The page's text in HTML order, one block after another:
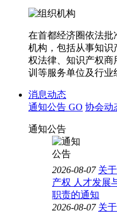
在首都经济圈依法批
机构，包括从事知识
权法律、知识产权商
训等服务单位及行业
消息动态
通知公告 GO 协会动
通知公告
2026-08-07 关
产权 人才发展
职责的通知
2026-08-07 关